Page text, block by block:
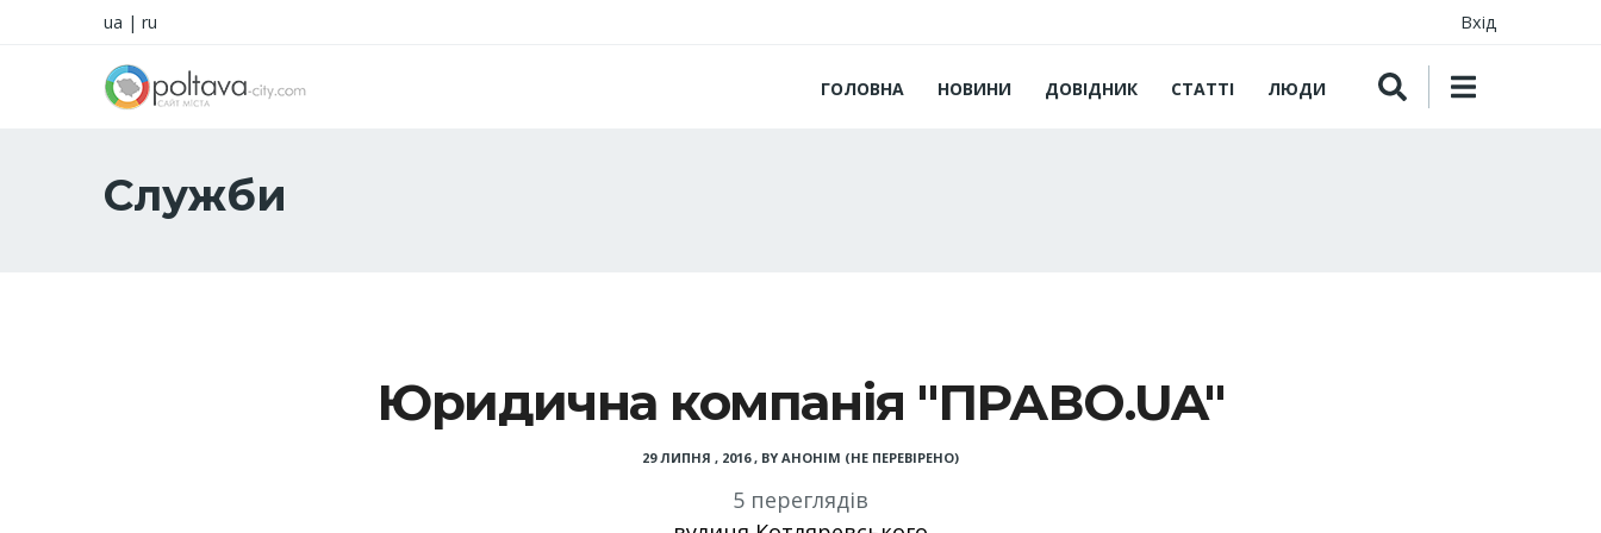
ua | ru Вхід
ГОЛОВНА НОВИНИ ДОВІДНИК СТАТТІ ЛЮДИ
Служби
Юридична компанія "ПРАВО.UA"
29 ЛИПНЯ , 2016, BY АНОНІМ (НЕ ПЕРЕВІРЕНО)
5 переглядів